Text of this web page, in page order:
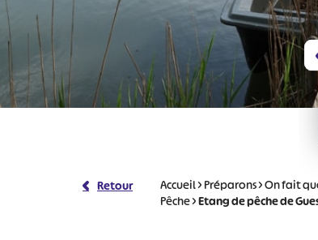
Retour Accueil>Préparons>On fait
Pêche>Etang de pêche de